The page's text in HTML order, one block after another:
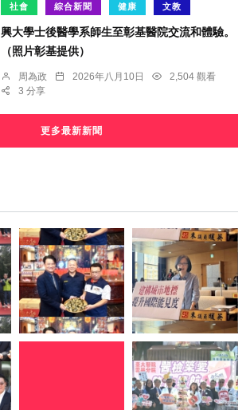
社會 綜合新聞 健康 文教
興大學士後醫學系師生至彰基醫院交流和體驗。
（照片彰基提供）
周為政 2026年八月10日
2,504 觀看
3 分享
更多最新新聞